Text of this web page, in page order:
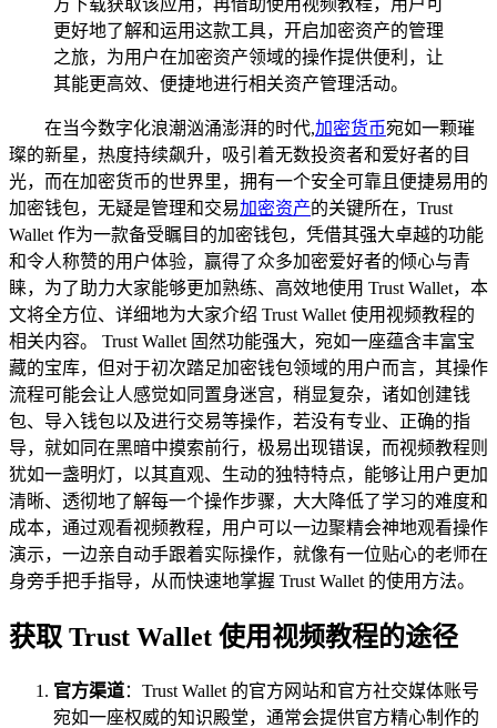
更好地了解和运用这款工具，开启加密资产的管理
之旅，为用户在加密资产领域的操作提供便利，让
其能更高效、便捷地进行相关资产管理活动。
在当今数字化浪潮汹涌澎湃的时代,加密货币宛如一颗璀
璨的新星，热度持续飙升，吸引着无数投资者和爱好者的目
光，而在加密货币的世界里，拥有一个安全可靠且便捷易用的
加密钱包，无疑是管理和交易加密资产的关键所在，Trust
Wallet 作为一款备受瞩目的加密钱包，凭借其强大卓越的功能
和令人称赞的用户体验，赢得了众多加密爱好者的倾心与青
睐，为了助力大家能够更加熟练、高效地使用 Trust Wallet，本
文将全方位、详细地为大家介绍 Trust Wallet 使用视频教程的
相关内容。 Trust Wallet 固然功能强大，宛如一座蕴含丰富宝
藏的宝库，但对于初次踏足加密钱包领域的用户而言，其操作
流程可能会让人感觉如同置身迷宫，稍显复杂，诸如创建钱
包、导入钱包以及进行交易等操作，若没有专业、正确的指
导，就如同在黑暗中摸索前行，极易出现错误，而视频教程则
犹如一盏明灯，以其直观、生动的独特特点，能够让用户更加
清晰、透彻地了解每一个操作步骤，大大降低了学习的难度和
成本，通过观看视频教程，用户可以一边聚精会神地观看操作
演示，一边亲自动手跟着实际操作，就像有一位贴心的老师在
身旁手把手指导，从而快速地掌握 Trust Wallet 的使用方法。
获取 Trust Wallet 使用视频教程的途径
官方渠道：Trust Wallet 的官方网站和官方社交媒体账号
宛如一座权威的知识殿堂，通常会提供官方精心制作的